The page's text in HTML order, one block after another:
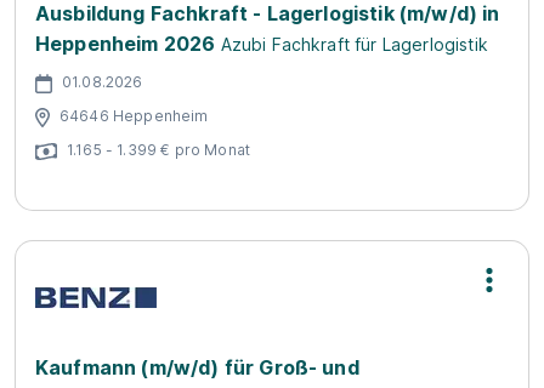
Ausbildung Fachkraft - Lagerlogistik (m/w/d) in
Heppenheim 2026 Azubi Fachkraft für Lagerlogistik
01.08.2026
64646 Heppenheim
1.165 - 1.399 € pro Monat
Kaufmann (m/w/d) für Groß- und